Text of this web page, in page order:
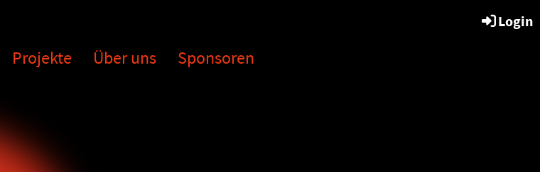
Login
Projekte Über uns Sponsoren